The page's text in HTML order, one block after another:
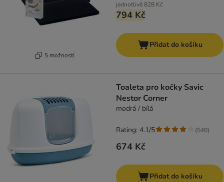
5 možností
jednotlivě828 Kč
794 Kč
Přidat do košíku
Toaleta pro kočky Savic
Nestor Corner
modrá / bílá
674 Kč
Rating: 4.1/5 (540)
Přidat do košíku